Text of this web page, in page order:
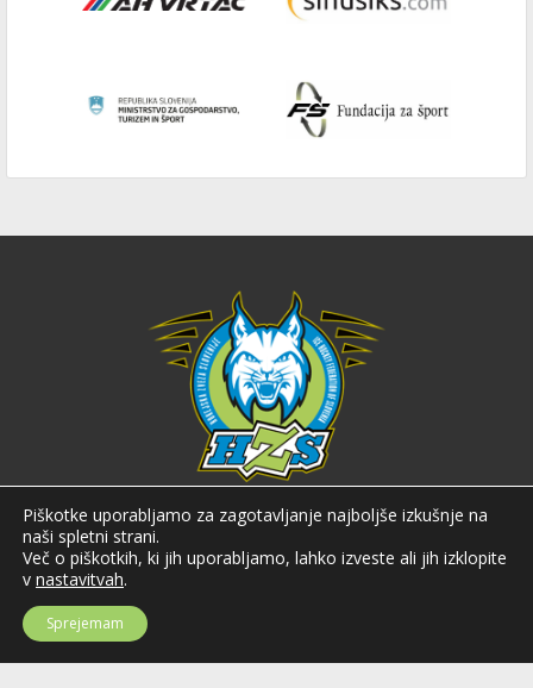
Hokejska zveza Slovenije
Hokejska zveza Slovenije (HZS) je krovna športna organizacija na področju
hokeja v Sloveniji. Organizira tekmovanja v različnih domačih in
mednarodnih hokejskih ligah in pokalih; pod njenim okriljem delujejo tudi
SI-1000 Ljubljana
Piškotke uporabljamo za zagotavljanje najboljše izkušnje na
naši spletni strani.
Več o piškotkih, ki jih uporabljamo, lahko izveste ali jih izklopite
v nastavitvah.
Sprejemam